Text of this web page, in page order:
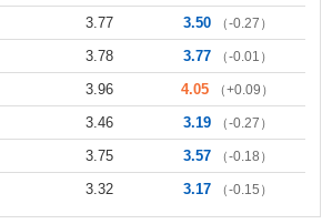
3.77 3.50 （-0.27）
3.78 3.77 （-0.01）
3.96 4.05 （+0.09）
3.46 3.19 （-0.27）
3.75 3.57 （-0.18）
3.32 3.17 （-0.15）